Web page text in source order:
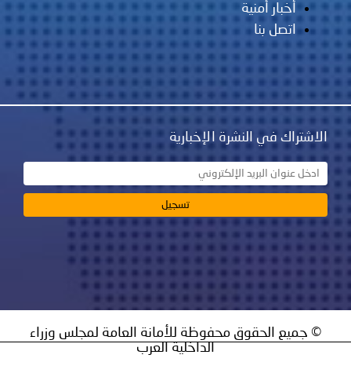
أخبار أمنية
اتصل بنا
في النشرة الإخبارية
الحقوق محفوظة للأمانة العامة لمجلس وزراء
الداخلية العرب